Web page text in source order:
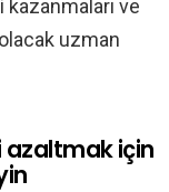
ve
olacak uzman
azaltmak için